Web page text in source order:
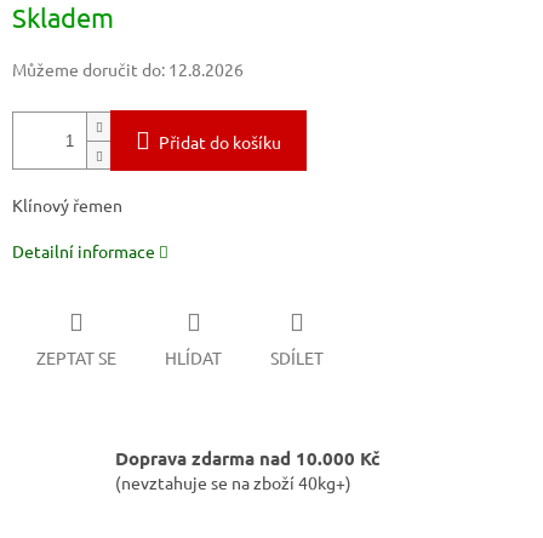
cena:
Skladem
Můžeme doručit do: 12.8.2026
Přidat do košíku
Klínový řemen
Detailní informace
ZEPTAT SE HLÍDAT SDÍLET
Doprava zdarma nad 10.000 Kč
(nevztahuje se na zboží 40kg+)